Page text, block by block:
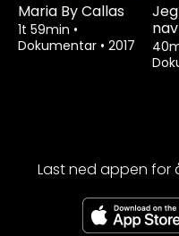
Maria By Callas
1t 59min •
Dokumentar • 2017
Last ned appen for